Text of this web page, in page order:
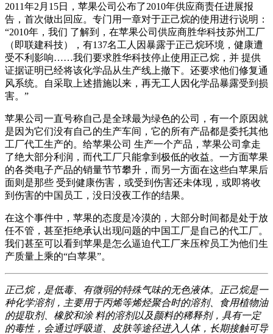
2011年2月15日，苹果公司公布了2010年供应商责任进展报
告，首次做出回应。专门用一章对于正己烷的使用进行说明：
“2010年，我们 了解到，在苹果公司供应商胜华科技苏州工厂
（即联建科技），有137名工人因暴露于正己烷环境，健康遭
受不利影响……我们要求胜华科技停止使用正己烷，并 提供
证据证明已经将该化学品从生产线上撤下。还要求他们修复通
风系统。自采取上述措施以来，再无工人因化学品暴露受到损
害。”
苹果公司一直号称自己是全球最为绿色的公司，有一个原因就
是因为它们没有自己的生产车间，它的所有产品都是委托其他
工厂代工生产的。给苹果公司 生产一个产品，苹果公司拿走
了绝大部分利润，而代工厂只能拿到极低的收益。一方面苹果
的各类电子产品的销量节节攀升，而另一方面在这些白苹果后
面则是那些 受到健康伤害，或受到伤害还未体现，或即将收
到伤害的中国员工，没日没夜工作的结果。
在这个事件中，苹果的态度是冷漠的，大部分时间都是处于放
任不管，甚至拒绝承认出现问题的中国工厂是自己的代工厂。
我们甚至可以看到苹果是怎么逼迫代工厂来压榨员工为他们生
产质量上乘的“白苹果”。
正己烷，是低毒、有微弱的特殊气味的无色液体。正己烷是一
种化学溶剂，主要用于丙烯等烯烃聚合时的溶剂、食用植物油
的提取剂、橡胶和涂 料的溶剂以及颜料的稀释剂，具有一定
的毒性，会通过呼吸道、皮肤等途径进入人体，长期接触可导